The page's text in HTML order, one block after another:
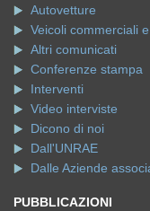
Autovetture
Veicoli commerciali
Altri comunicati
Conferenze stampa
Interventi
Video interviste
Dicono di noi
Dall'UNRAE
Dalle Aziende
PUBBLICAZIONI